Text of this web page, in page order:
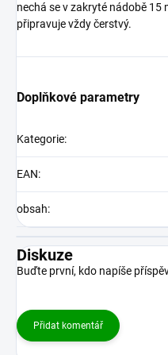
nechá se v zakryté nádobě 15
připravuje vždy čerstvý.
Doplňkové parametry
Kategorie:
EAN:
obsah:
Diskuze
Buďte první, kdo napíše
Přidat komentář